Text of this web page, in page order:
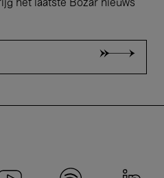
het laatste Bozar nieuws